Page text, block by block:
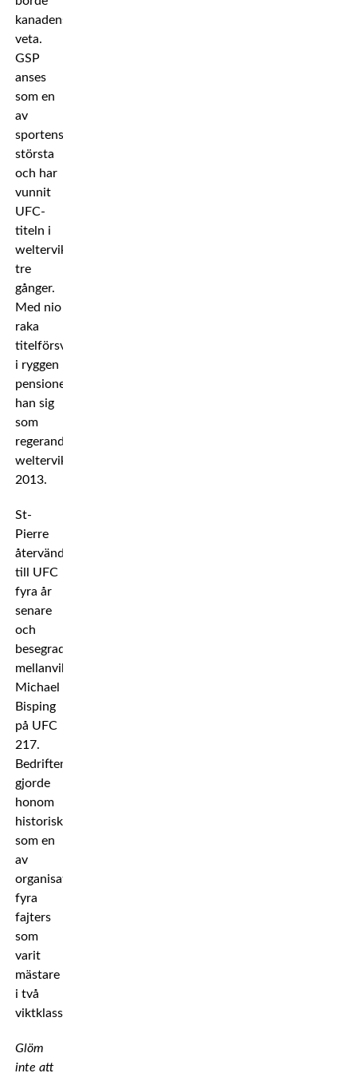
kanadensaren
veta.
GSP
anses
som en
av
sportens
största
och har
vunnit
UFC-
titeln i
weltervikt
tre
gånger.
Med nio
raka
titelförsvar
i ryggen
pensionerade
han sig
som
regerande
welterviktsmästare
2013.
St-
Pierre
återvände
till UFC
fyra år
senare
och
besegrade
mellanviktsmästaren
Michael
Bisping
på UFC
217.
Bedriften
gjorde
honom
historisk
som en
av
organisationens
fyra
fajters
som
varit
mästare
i två
viktklasser.
Glöm
inte att